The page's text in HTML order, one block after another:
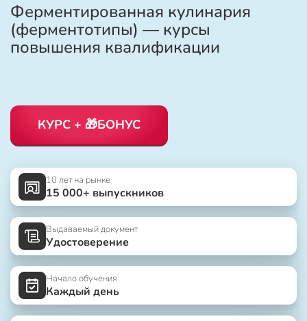
Ферментированная кулинария
(ферментотипы) — курсы
повышения квалификации
КУРС + 🎁БОНУС
10 лет на рынке
15 000+ выпускников
Выдаваемый документ
Удостоверение
Начало обучения
Каждый день